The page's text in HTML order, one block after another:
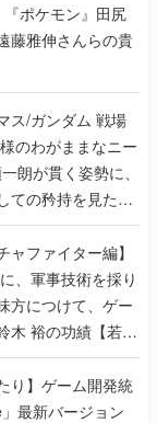
ポケモン』田尻
藤雅伸さんらの貴
/ガンダム 戦場
のわがままなニー
朗が貫く姿勢に、
ての矜持を見た
ャファイター編】
、軍事技術を採り
方につけて、ゲー
木 裕の功績【若ゲ
り】ゲーム開発統
最新バージョン